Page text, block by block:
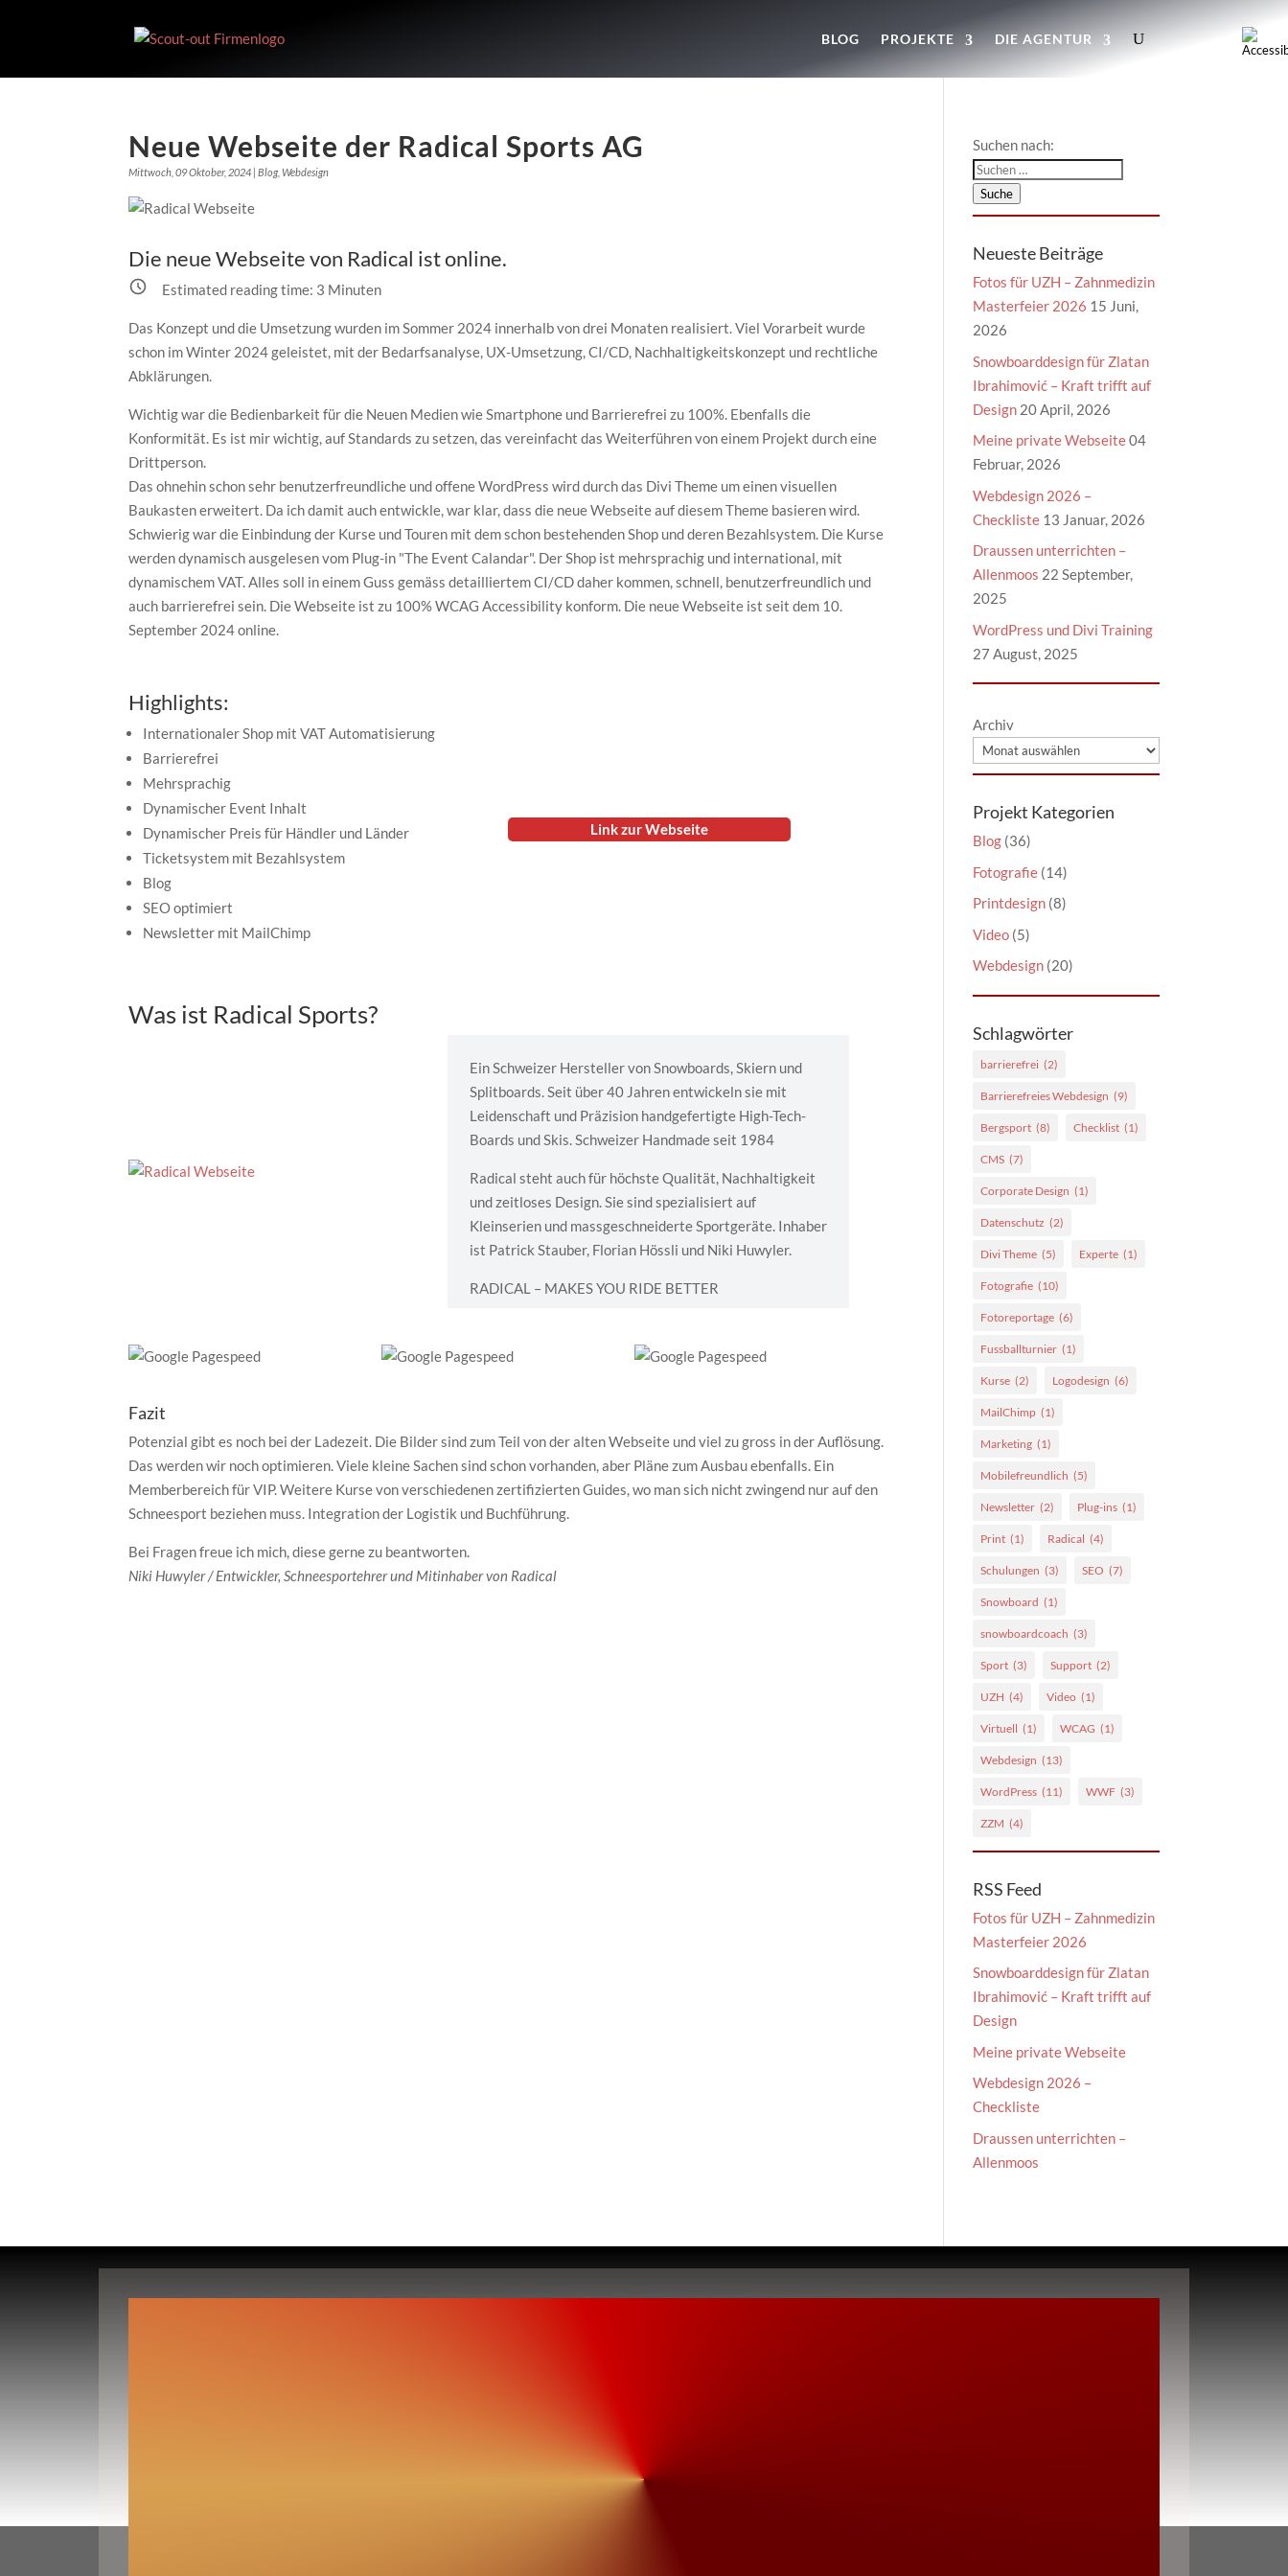
BLOG PROJEKTE DIE AGENTUR
Neue Webseite der Radical Sports AG
Mittwoch, 09 Oktober, 2024 |Blog,Webdesign
Die neue Webseite von Radical ist online.
Estimated reading time: 3 Minuten
Das Konzept und die Umsetzung wurden im Sommer 2024 innerhalb von drei Monaten realisiert. Viel Vorarbeit wurde
schon im Winter 2024 geleistet, mit der Bedarfsanalyse, UX-Umsetzung, CI/CD, Nachhaltigkeitskonzept und rechtliche
Abklärungen.
Wichtig war die Bedienbarkeit für die Neuen Medien wie Smartphone und Barrierefrei zu 100%. Ebenfalls die
Konformität. Es ist mir wichtig, auf Standards zu setzen, das vereinfacht das Weiterführen von einem Projekt durch eine
Drittperson.
Das ohnehin schon sehr benutzerfreundliche und offene WordPress wird durch das Divi Theme um einen visuellen
Baukasten erweitert. Da ich damit auch entwickle, war klar, dass die neue Webseite auf diesem Theme basieren wird.
Schwierig war die Einbindung der Kurse und Touren mit dem schon bestehenden Shop und deren Bezahlsystem. Die Kurse
werden dynamisch ausgelesen vom Plug-in "The Event Calandar". Der Shop ist mehrsprachig und international, mit
dynamischem VAT. Alles soll in einem Guss gemäss detailliertem CI/CD daher kommen, schnell, benutzerfreundlich und
auch barrierefrei sein. Die Webseite ist zu 100% WCAG Accessibility konform. Die neue Webseite ist seit dem 10.
September 2024 online.
Highlights:
Internationaler Shop mit VAT Automatisierung
Barrierefrei
Mehrsprachig
Dynamischer Event Inhalt
Dynamischer Preis für Händler und Länder
Ticketsystem mit Bezahlsystem
Blog
SEO optimiert
Newsletter mit MailChimp
Link zur Webseite
Was ist Radical Sports?
Ein Schweizer Hersteller von Snowboards, Skiern und
Splitboards. Seit über 40 Jahren entwickeln sie mit
Leidenschaft und Präzision handgefertigte High-Tech-
Boards und Skis. Schweizer Handmade seit 1984
Radical steht auch für höchste Qualität, Nachhaltigkeit
und zeitloses Design. Sie sind spezialisiert auf
Kleinserien und massgeschneiderte Sportgeräte. Inhaber
ist Patrick Stauber, Florian Hössli und Niki Huwyler.
RADICAL – MAKES YOU RIDE BETTER
Fazit
Potenzial gibt es noch bei der Ladezeit. Die Bilder sind zum Teil von der alten Webseite und viel zu gross in der Auflösung.
Das werden wir noch optimieren. Viele kleine Sachen sind schon vorhanden, aber Pläne zum Ausbau ebenfalls. Ein
Memberbereich für VIP. Weitere Kurse von verschiedenen zertifizierten Guides, wo man sich nicht zwingend nur auf den
Schneesport beziehen muss. Integration der Logistik und Buchführung.
Bei Fragen freue ich mich, diese gerne zu beantworten.
Niki Huwyler / Entwickler, Schneesportehrer und Mitinhaber von Radical
Suchen nach:
Suche
Neueste Beiträge
Fotos für UZH – Zahnmedizin
Masterfeier 2026 15 Juni,
2026
Snowboarddesign für Zlatan
Ibrahimović – Kraft trifft auf
Design 20 April, 2026
Meine private Webseite04
Februar, 2026
Webdesign 2026 –
Checkliste 13 Januar, 2026
Draussen unterrichten –
Allenmoos 22 September,
2025
WordPress und Divi Training
27 August, 2025
Archiv
Projekt Kategorien
Blog (36)
Fotografie (14)
Printdesign (8)
Video (5)
Webdesign (20)
Schlagwörter
barrierefrei (2)
Barrierefreies Webdesign (9)
Bergsport (8) Checklist (1)
CMS (7)
Corporate Design (1)
Datenschutz (2)
Divi Theme (5) Experte (1)
Fotografie (10)
Fotoreportage (6)
Fussballturnier (1)
Kurse (2) Logodesign (6)
MailChimp (1)
Marketing (1)
Mobilefreundlich (5)
Newsletter (2) Plug-ins (1)
Print (1) Radical (4)
Schulungen (3) SEO (7)
Snowboard (1)
snowboardcoach (3)
Sport (3) Support (2)
UZH (4) Video (1)
Virtuell (1) WCAG (1)
Webdesign (13)
WordPress (11) WWF (3)
ZZM (4)
RSS Feed
Fotos für UZH – Zahnmedizin
Masterfeier 2026
Snowboarddesign für Zlatan
Ibrahimović – Kraft trifft auf
Design
Meine private Webseite
Webdesign 2026 –
Checkliste
Draussen unterrichten –
Allenmoos